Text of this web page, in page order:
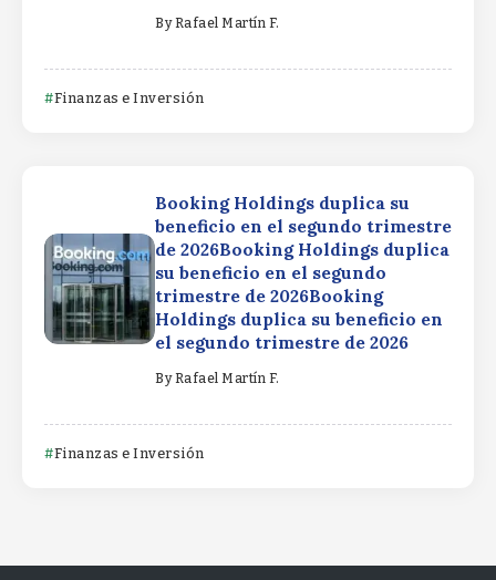
By Rafael Martín F.
Finanzas e Inversión
Booking Holdings duplica su
beneficio en el segundo trimestre
de 2026Booking Holdings duplica
su beneficio en el segundo
trimestre de 2026Booking
Holdings duplica su beneficio en
el segundo trimestre de 2026
By Rafael Martín F.
Finanzas e Inversión